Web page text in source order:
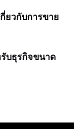
ยวกับการขาย
บธุรกิจขนาด